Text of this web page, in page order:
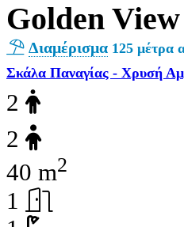
Golden
Διαμέρισμα 125 μέτρα
Σκάλα Παναγίας - Χρυσή
2
2
40 m2
1